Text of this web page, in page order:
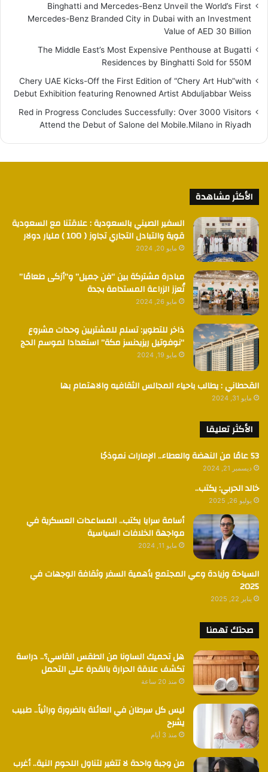
Binghatti and Mercedes-Benz Unveil the World’s First
Mercedes-Benz Branded City in Dubai with an Investment
Value of AED 30 Billion
The Middle East’s Most Expensive Penthouse at Bugatti
Residences by Binghatti Sold for 550M
Chery UAE Kicks-Off the First Edition of “Chery Art Hub”with
Debut Exhibition featuring Renowned Artist Abduljabbar Weiss
Red in Progress Concludes Successfully: Over 3000 Visitors
Attend the Debut of Salone del Mobile.Milano in Riyadh
الأكثر مشاهدة
السفير الصيني بالسعودية : علاقتنا مع السعودية
قوية والتبادل التجاري تجاوز ( 100 ) مليار دولار
مايو 20, 2024
مبادرة مشتركة بين “فن جميل” و”أزكى طعامًا”
تُعزز الزراعة المستدامة بجدة
مايو 26, 2024
ذاخر للتطوير: تسلم للمشتريين وحدات مشروع
“نوفوتيل ريزيدنسز مكة” استعدادا لموسم الحج
مايو 19, 2024
القحطاني : يطالب باحياء المجالس الثقافيه والاهتمام بها
مايو 31, 2024
الأكثر تعليقا
53 عامًا من النهضة والعطاء.. الإمارات نموذجًا
ديسمبر 21, 2024
خالد الحربي: يكتب..
يوليو 26, 2025
أسامة سرايا يكتب.. المساعدات العسكرية في
مواجهة الخلافات السياسية
مايو 11, 2024
السياحة وزيادة وعي المجتمع بأهمية السفر وثقافة الوجهات في
2025
يناير 22, 2025
صحتك تهمنا
هل تحميك الساونا من الطقس القاسي؟.. دراسة
تكشف علاقة الحرارة بالقدرة على التحمل
منذ 20 ساعة
ليس كل سرطان في العائلة بالضرورة وراثياً.. طبيب
يشرح
منذ 3 أيام
من وجبة واحدة لا تتغير لتناول اللحوم النية.. أغرب